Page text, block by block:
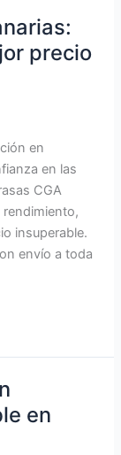
precio
en
en las
CGA
insuperable.
envío a toda
en